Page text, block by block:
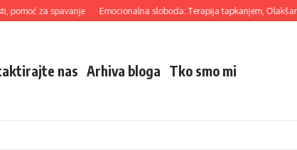
za spavanje Emocionalna sloboda: Terapija tapkanjem, Olakšanje
nas Arhiva bloga Tko smo mi